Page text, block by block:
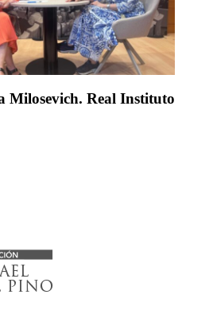
Milosevich. Real Instituto